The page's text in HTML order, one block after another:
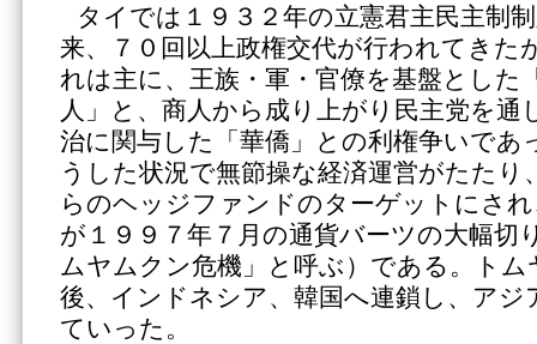
タイでは１９３２年の立憲君主民主制
来、７０回以上政権交代が行われてきた
れは主に、王族・軍・官僚を基盤とした
人」と、商人から成り上がり民主党を通
治に関与した「華僑」との利権争いであ
うした状況で無節操な経済運営がたたり
らのヘッジファンドのターゲットにさ
が１９９７年７月の通貨バーツの大幅切
ムヤムクン危機」と呼ぶ）である。ト
後、インドネシア、韓国へ連鎖し、アジ
ていった。